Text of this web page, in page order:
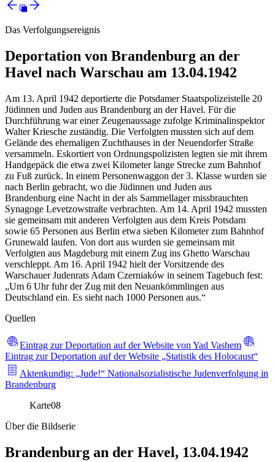
Das Verfolgungsereignis
Deportation von Brandenburg an der
Havel nach Warschau am 13.04.1942
Am 13. April 1942 deportierte die Potsdamer Staatspolizeistelle 20
Jüdinnen und Juden aus Brandenburg an der Havel. Für die
Durchführung war einer Zeugenaussage zufolge Kriminalinspektor
Walter Kriesche zuständig. Die Verfolgten mussten sich auf dem
Gelände des ehemaligen Zuchthauses in der Neuendorfer Straße
versammeln. Eskortiert von Ordnungspolizisten legten sie mit ihrem
Handgepäck die etwa zwei Kilometer lange Strecke zum Bahnhof
zu Fuß zurück. In einem Personenwaggon der 3. Klasse wurden sie
nach Berlin gebracht, wo die Jüdinnen und Juden aus
Brandenburg eine Nacht in der als Sammellager missbrauchten
Synagoge Levetzowstraße verbrachten. Am 14. April 1942 mussten
sie gemeinsam mit anderen Verfolgten aus dem Kreis Potsdam
sowie 65 Personen aus Berlin etwa sieben Kilometer zum Bahnhof
Grunewald laufen. Von dort aus wurden sie gemeinsam mit
Verfolgten aus Magdeburg mit einem Zug ins Ghetto Warschau
verschleppt. Am 16. April 1942 hielt der Vorsitzende des
Warschauer Judenrats Adam Czerniaków in seinem Tagebuch fest:
„Um 6 Uhr fuhr der Zug mit den Neuankömmlingen aus
Deutschland ein. Es sieht nach 1000 Personen aus.“
Quellen
Eintrag zur Deportation auf der Website von Yad Vashem
Eintrag zur Deportation auf der Website „Statistik des Holocaust“
Aktenkundig: „Jude!“ Nationalsozialistische Judenverfolgung in
Brandenburg
Karte08
Über die Bildserie
Brandenburg an der Havel, 13.04.1942